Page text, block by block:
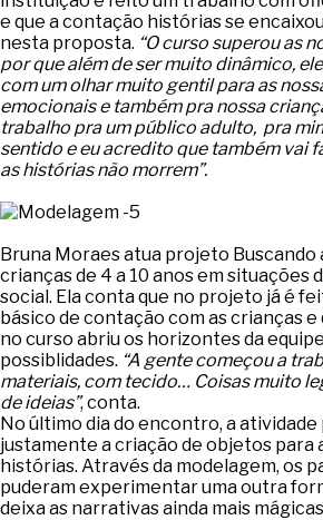
e que a contação histórias se
nesta proposta. “O curso superou as
por que além de ser muito dinâmico,
com um olhar muito gentil para as
emocionais e também pra nossa
trabalho pra um público adulto, pra
sentido e eu acredito que também vai
as histórias não morrem”.
Bruna Moraes atua projeto Buscando
crianças de 4 a 10 anos em situações
social. Ela conta que no projeto já é
básico de contação com as crianças
no curso abriu os horizontes da
possiblidades. “A gente começou a
materiais, com tecido… Coisas muito
de ideias”, conta.
No último dia do encontro, a
justamente a criação de objetos para
histórias. Através da modelagem, os
puderam experimentar uma outra
deixa as narrativas ainda mais